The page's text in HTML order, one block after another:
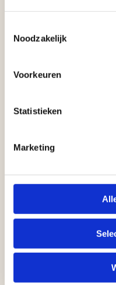
Noodzakelijk
Voorkeuren
Statistieken
Marketing
<< terug naar